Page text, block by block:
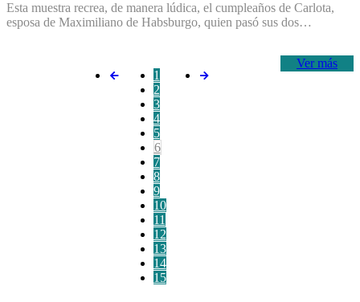
Esta muestra recrea, de manera lúdica, el cumpleaños de Carlota,
esposa de Maximiliano de Habsburgo, quien pasó sus dos…
Ver más
1
2
3
4
5
6
7
8
9
10
11
12
13
14
15